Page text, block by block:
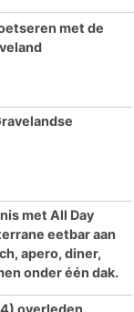
met de
met All Day
eetbar aan
apero, diner,
onder één dak.
overleden